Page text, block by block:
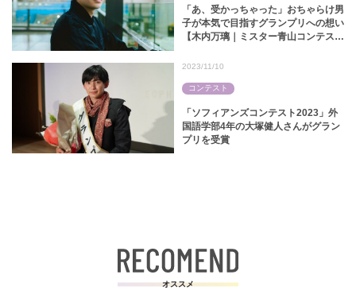
「あ、受かっちゃった」おちゃらけ男
子が本気で目指すグランプリへの想い
【木内万璃｜ミスター青山コンテスト
「ソフィアンズコンテスト2023」外
国語学部4年の大塚健人さんがグラン
プリを受賞
2023/11/10
コンテスト
オススメ